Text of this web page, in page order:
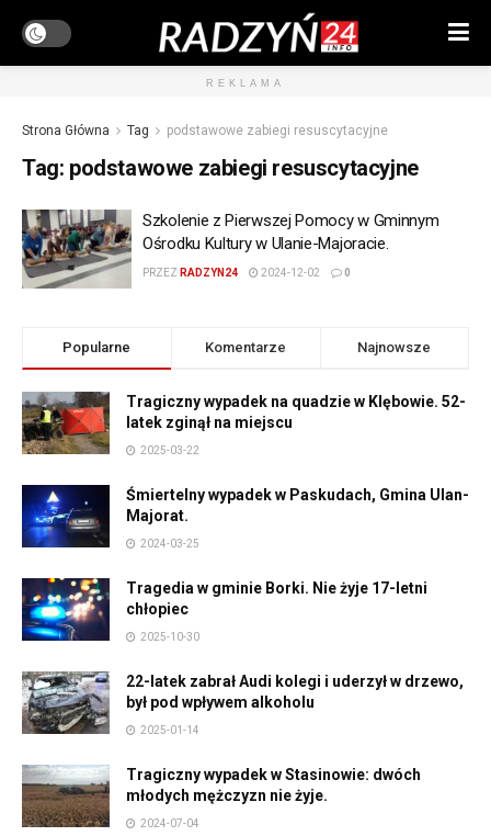
REKLAMA
Strona Główna Tag podstawowe zabiegi resuscytacyjne
Tag: podstawowe zabiegi resuscytacyjne
Szkolenie z Pierwszej Pomocy w Gminnym
Ośrodku Kultury w Ulanie-Majoracie.
PRZEZ RADZYN24 2024-12-02 0
Popularne Komentarze Najnowsze
Tragiczny wypadek na quadzie w Klębowie. 52-
latek zginął na miejscu
2025-03-22
Śmiertelny wypadek w Paskudach, Gmina Ulan-
Majorat.
2024-03-25
Tragedia w gminie Borki. Nie żyje 17-letni
chłopiec
2025-10-30
22-latek zabrał Audi kolegi i uderzył w drzewo,
był pod wpływem alkoholu
2025-01-14
Tragiczny wypadek w Stasinowie: dwóch
młodych mężczyzn nie żyje.
2024-07-04